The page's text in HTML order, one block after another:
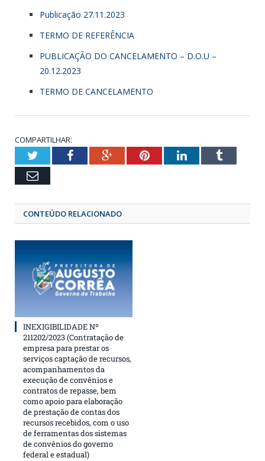
Publicação 27.11.2023
TERMO DE REFERÊNCIA
PUBLICAÇÃO DO CANCELAMENTO – D.O.U –
20.12.2023
TERMO DE CANCELAMENTO
COMPARTILHAR:
TwitterFacebookGoogle+Pinterest
LinkedIn
Email
CONTEÚDO RELACIONADO
INEXIGIBILIDADE Nº
211202/2023 (Contratação de
empresa para prestar os
serviços captação de recursos,
acompanhamentos da
execução de convênios e
contratos de repasse, bem
como apoio para elaboração
de prestação de contas dos
recursos recebidos, com o uso
de ferramentas dos sistemas
de convênios do governo
federal e estadual)